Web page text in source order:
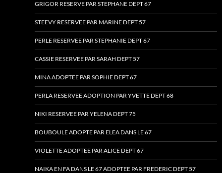
GRIGOR RESERVE PAR STEPHANE DEPT 67
STEEVY RESERVEE PAR MARINE DEPT 57
PERLE RESERVEE PAR STEPHANIE DEPT 67
CASSIE RESERVEE PAR SARAH DEPT 57
MINA ADOPTEE PAR SOPHIE DEPT 67
PERLA RESERVEE ADOPTION PAR YVETTE DEPT 68
NIKI RESERVEE PAR YELENA DEPT 75
BOUBOULE ADOPTE PAR ELEA DANS LE 67
VIOLETTE ADOPTEE PAR ALICE DEPT 67
NAIKA EN FA DANS LE 67 ADOPTEE PAR FREDERIC DEPT 57